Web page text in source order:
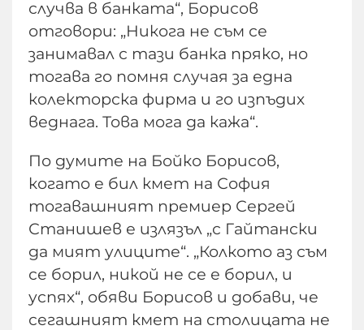
случва в банката“, Борисов
отговори: „Никога не съм се
занимавал с тази банка пряко, но
тогава го помня случая за една
колекторска фирма и го изпъдих
веднага. Това мога да кажа“.
По думите на Бойко Борисов,
когато е бил кмет на София
тогавашният премиер Сергей
Станишев е излязъл „с Гайтански
да мият улиците“. „Колкото аз съм
се борил, никой не се е борил, и
успях“, обяви Борисов и добави, че
сегашният кмет на столицата не